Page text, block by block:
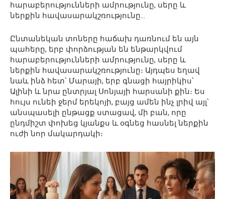
հարաբերությունների ամրությունը, սերը և
ներքին հավասարակշռությունը…
Ընտանեկան տոները հաճախ դառնում են այն
պահերը, երբ փորձության են ենթարկվում
հարաբերությունների ամրությունը, սերը և
ներքին հավասարակշռությունը։ Այդպես եղավ
նաև ինձ հետ՝ Մարայի, երբ գնացի հայրիկիս՝
Ալինի և նրա ընտրյալ Սոնյայի հարսանի քին։ Ես
հույս ունեի ջերմ երեկոյի, բայց ամեն ինչ լրիվ այլ՝
անսպասելի ընթացք ստացավ, մի բան, որը
ընդմիշտ փոխեց կյանքս և օգնեց հասնել ներքին
ուժի նոր մակարդակի։